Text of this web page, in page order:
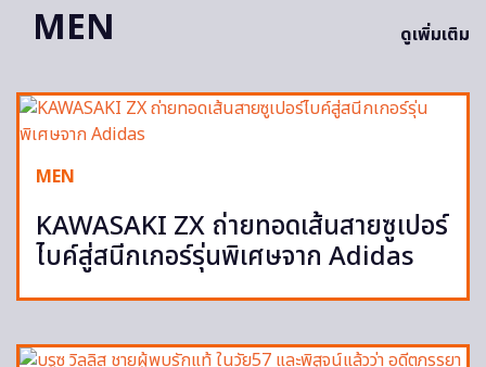
MEN
ดูเพิ่มเติม
MEN
KAWASAKI ZX ถ่ายทอดเส้นสายซูเปอร์
ไบค์สู่สนีกเกอร์รุ่นพิเศษจาก Adidas